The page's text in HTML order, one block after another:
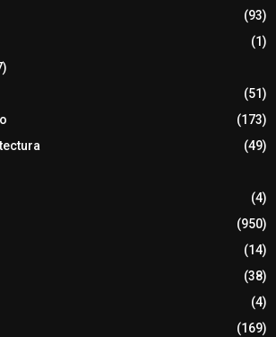
(93)
(1)
(51)
(173)
(49)
(4)
(950)
(14)
(38)
(4)
(169)